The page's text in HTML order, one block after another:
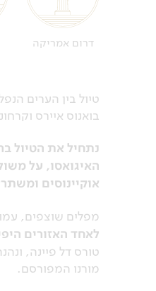
דרום אמריקה
טיול בין הערים
בואנוס איירס
נתחיל את הטיול
האיגואסו, על
אוקיינוסים
מפלים שוצפים,
לאחד האזורים
טורס דל פיינה,
מורנו המפורסם.